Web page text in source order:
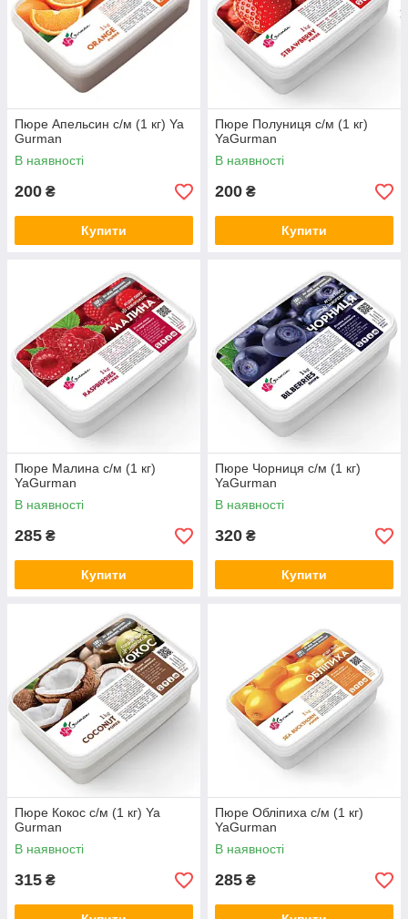
Пюре Апельсин с/м (1 кг) Ya
Gurman
В наявності
200 ₴
Купити
Пюре Полуниця с/м (1 кг)
YaGurman
В наявності
200 ₴
Купити
Пюре Малина с/м (1 кг)
YaGurman
В наявності
285 ₴
Купити
Пюре Чорниця с/м (1 кг)
YaGurman
В наявності
320 ₴
Купити
Пюре Кокос с/м (1 кг) Ya
Gurman
В наявності
315 ₴
Пюре Обліпиха с/м (1 кг)
YaGurman
В наявності
285 ₴